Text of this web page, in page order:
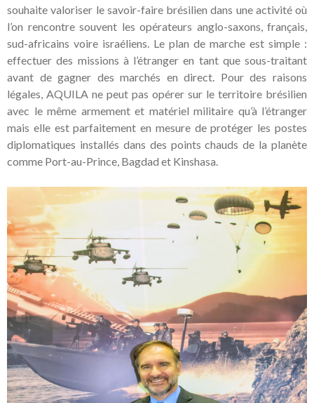
souhaite valoriser le savoir-faire brésilien dans une activité où
l’on rencontre souvent les opérateurs anglo-saxons, français,
sud-africains voire israéliens. Le plan de marche est simple :
effectuer des missions à l’étranger en tant que sous-traitant
avant de gagner des marchés en direct. Pour des raisons
légales, AQUILA ne peut pas opérer sur le territoire brésilien
avec le même armement et matériel militaire qu’à l’étranger
mais elle est parfaitement en mesure de protéger les postes
diplomatiques installés dans des points chauds de la planète
comme Port-au-Prince, Bagdad et Kinshasa.